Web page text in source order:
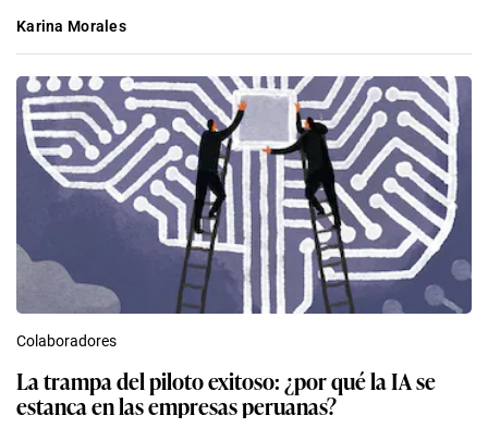
Karina Morales
Colaboradores
La trampa del piloto exitoso: ¿por qué la IA se
estanca en las empresas peruanas?